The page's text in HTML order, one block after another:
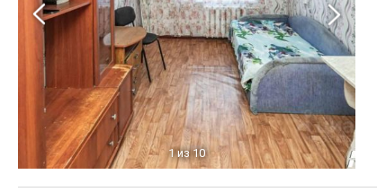
1 из 10